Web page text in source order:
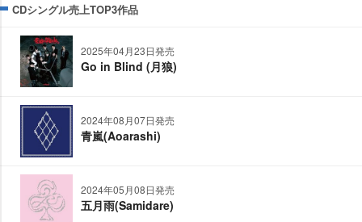
CDシングル売上TOP3作品
2025年04月23日発売
Go in Blind (月狼)
2024年08月07日発売
青嵐(Aoarashi)
2024年05月08日発売
五月雨(Samidare)